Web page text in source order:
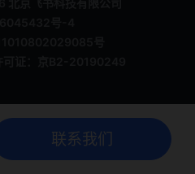
联系我们